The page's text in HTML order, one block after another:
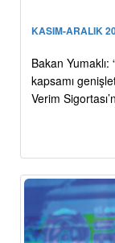
KASIM-ARALIK
Bakan
kapsamı
Verim